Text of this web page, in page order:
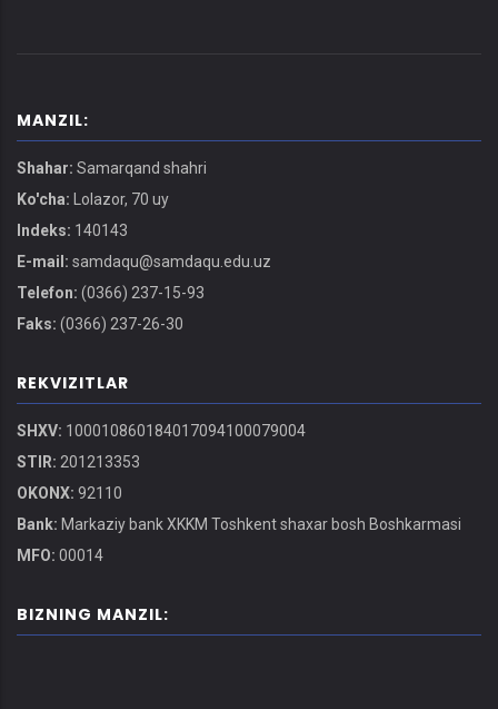
MANZIL:
Shahar: Samarqand shahri
Ko'cha: Lolazor, 70 uy
Indeks: 140143
E-mail: samdaqu@samdaqu.edu.uz
Telefon: (0366) 237-15-93
Faks: (0366) 237-26-30
REKVIZITLAR
SHXV: 100010860184017094100079004
STIR: 201213353
OKONX: 92110
Bank: Markaziy bank XKKM Toshkent shaxar bosh Boshkarmasi
MFO: 00014
BIZNING MANZIL: